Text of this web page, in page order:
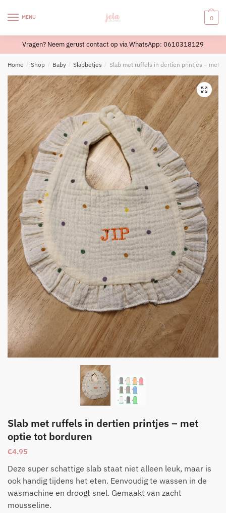
MENU 0
Vragen? Neem gerust contact op via WhatsApp: 0610318129
Home / Shop / Baby / Slabbetjes / Slab met ruffels in dertien printjes – met
Slab met ruffels in dertien printjes – met
optie tot borduren
€4.95
Deze super schattige slab staat niet alleen leuk, maar is
ook handig tijdens het eten. Eenvoudig te wassen in de
wasmachine en droogt snel. Gemaakt van zacht
mousseline.